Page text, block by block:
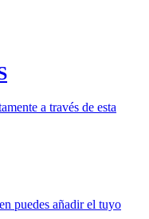
a través de esta
puedes añadir el tuyo